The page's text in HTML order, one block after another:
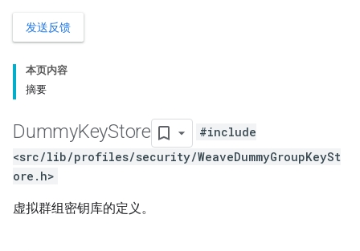
发送反馈
本页内容
摘要
DummyKeyStore
#include
<src/lib/profiles/security/WeaveDummyGroupKeySt
ore.h>
虚拟群组密钥库的定义。